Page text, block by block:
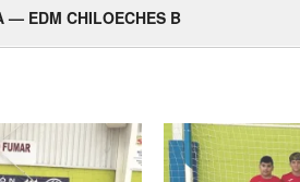
— EDM CHILOECHES B